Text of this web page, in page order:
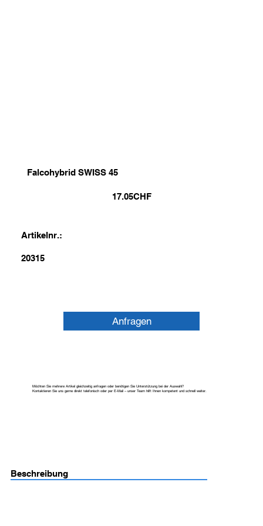
Falcohybrid SWISS 45
17.05CHF
Artikelnr.:
20315
Anfragen
Möchten Sie mehrere Artikel gleichzeitig anfragen oder benötigen Sie Unterstützung bei der Auswahl?
Kontaktieren Sie uns gerne direkt telefonisch oder per E-Mail – unser Team hilft Ihnen kompetent und schnell weiter.
Beschreibung